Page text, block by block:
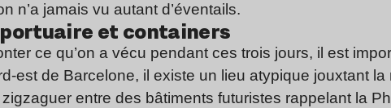
n’a jamais vu autant d’éventails.
et containers
ce qu’on a vécu pendant ces trois jours, il est
est de Barcelone, il existe un lieu atypique jouxtant la
entre des bâtiments futuristes rappelant la